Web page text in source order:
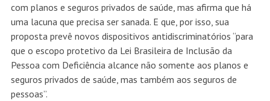
com planos e seguros privados de saúde, mas afirma que há
uma lacuna que precisa ser sanada. E que, por isso, sua
proposta prevê novos dispositivos antidiscriminatórios “para
que o escopo protetivo da Lei Brasileira de Inclusão da
Pessoa com Deficiência alcance não somente aos planos e
seguros privados de saúde, mas também aos seguros de
pessoas”.